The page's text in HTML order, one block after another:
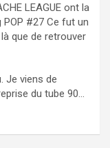
LEAGUE ont la
POP #27 Ce fut un
que de retrouver
Je viens de
du tube 90...